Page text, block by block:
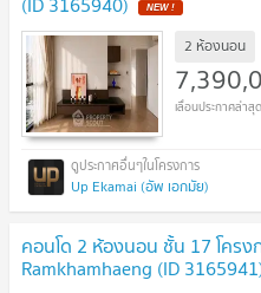
NEW !
2 ห้องนอน
Up Ekamai (อัพ เอกมัย)
คอนโด 2 ห้องนอน ชั้น 17 โครง
Ramkhamhaeng (ID